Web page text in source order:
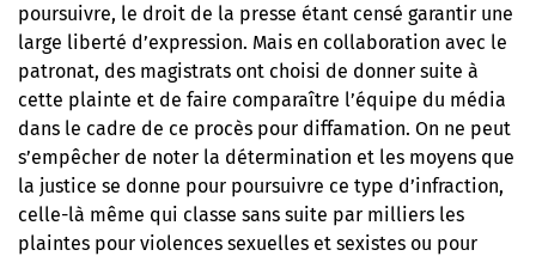
poursuivre, le droit de la presse étant censé garantir une
large liberté d’expression. Mais en collaboration avec le
patronat, des magistrats ont choisi de donner suite à
cette plainte et de faire comparaître l’équipe du média
dans le cadre de ce procès pour diffamation. On ne peut
s’empêcher de noter la détermination et les moyens que
la justice se donne pour poursuivre ce type d’infraction,
celle-là même qui classe sans suite par milliers les
plaintes pour violences sexuelles et sexistes ou pour